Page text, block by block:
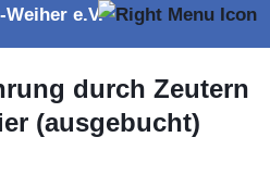
durch Zeutern
(ausgebucht)